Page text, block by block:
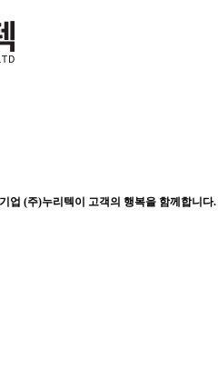
업 (주)누리텍이 고객의 행복을 함께합니다.